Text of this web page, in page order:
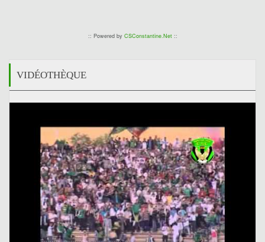
:: Powered by CSConstantine.Net::
VIDÉOTHÈQUE